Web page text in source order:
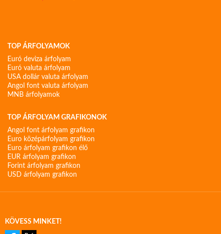
TOP ÁRFOLYAMOK
Euró deviza árfolyam
Euró valuta árfolyam
USA dollár valuta árfolyam
Angol font valuta árfolyam
MNB árfolyamok
TOP ÁRFOLYAM GRAFIKONOK
Angol font árfolyam grafikon
Euro középárfolyam grafikon
Euro árfolyam grafikon élő
EUR árfolyam grafikon
Forint árfolyam grafikon
USD árfolyam grafikon
KÖVESS MINKET!